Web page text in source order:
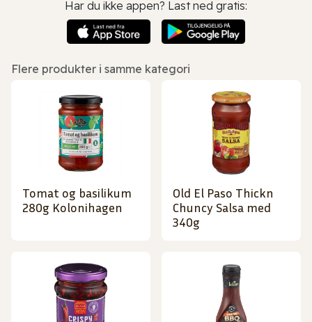
Har du ikke appen? Last ned gratis:
Flere produkter i samme kategori
Tomat og basilikum
280g Kolonihagen
Old El Paso Thickn
Chuncy Salsa med
340g